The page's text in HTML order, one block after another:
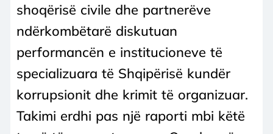
shoqërisë civile dhe partnerëve
ndërkombëtarë diskutuan
performancën e institucioneve të
specializuara të Shqipërisë kundër
korrupsionit dhe krimit të organizuar.
Takimi erdhi pas një raporti mbi këtë